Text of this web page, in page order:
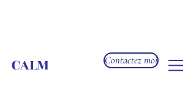
CALM Contactez moi